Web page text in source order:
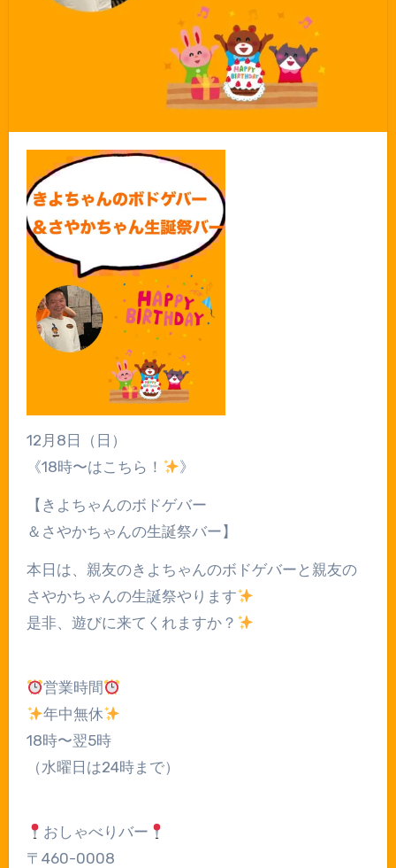
12月8日（日）
《18時〜はこちら！
》
【きよちゃんのボドゲバー
＆さやかちゃんの生誕祭バー】
本日は、親友のきよちゃんのボドゲバーと親友の
さやかちゃんの生誕祭やります
是非、遊びに来てくれますか？
営業時間
年中無休
18時〜翌5時
（水曜日は24時まで）
おしゃべりバー
〒460-0008